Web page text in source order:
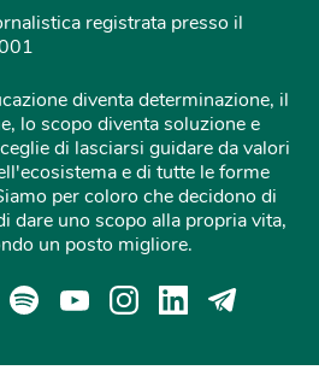
registrata presso il
diventa determinazione, il
lo scopo diventa soluzione e
di lasciarsi guidare da valori
e di tutte le forme
per coloro che decidono di
dare uno scopo alla propria vita,
un posto migliore.